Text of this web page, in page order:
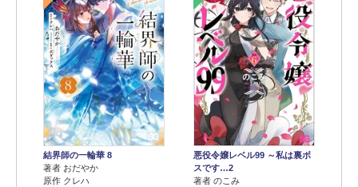
結界師の一輪華 8
著者 おだやか
原作 クレハ
悪役令嬢レベル99 ～私は裏ボ
スです…2
著者 のこみ